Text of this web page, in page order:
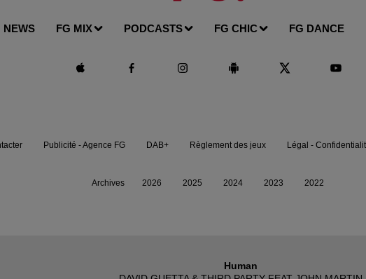
NEWS FG MIX PODCASTS FG CHIC FG DANCE
Human
Publicité - Agence FG DAB+ Règlement des jeux Légal -
Archives 2026 2025 2024 2023 2022